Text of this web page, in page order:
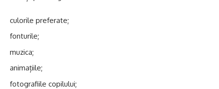
culorile preferate;
fonturile;
muzica;
animațiile;
fotografiile copilului;